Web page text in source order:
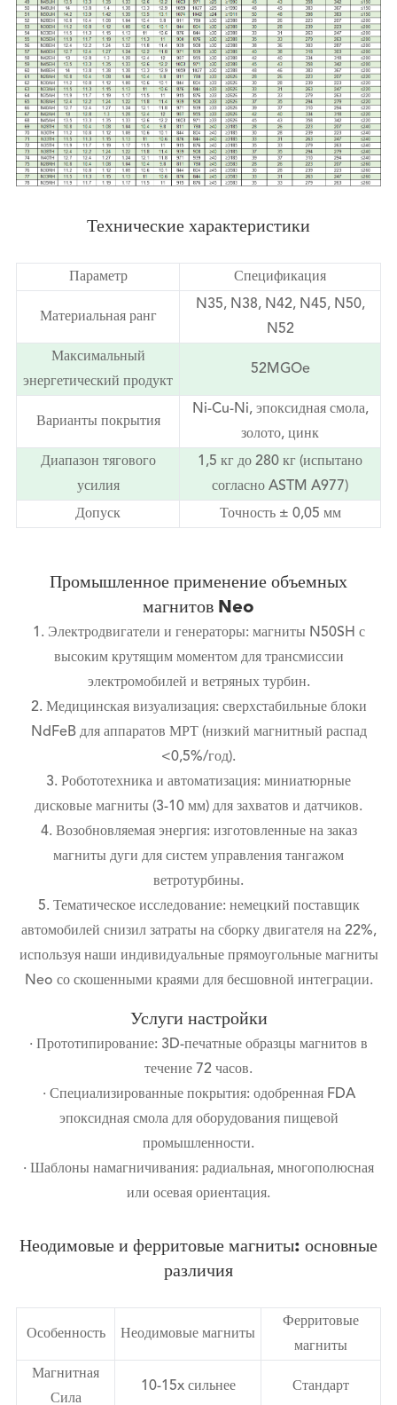
Технические характеристики
Параметр Спецификация
Материальная ранг
N35, N38, N42, N45, N50,
N52
Максимальный
энергетический продукт
52MGOe
Варианты покрытия
Ni-Cu-Ni, эпоксидная смола,
золото, цинк
Диапазон тягового
усилия
1,5 кг до 280 кг (испытано
согласно ASTM A977)
Допуск
Точность ± 0,05 мм
Промышленное применение объемных
магнитов Neo
1. Электродвигатели и генераторы: магниты N50SH с
высоким крутящим моментом для трансмиссии
электромобилей и ветряных турбин.
2. Медицинская визуализация: сверхстабильные блоки
NdFeB для аппаратов МРТ (низкий магнитный распад
<0,5%/год).
3. Робототехника и автоматизация: миниатюрные
дисковые магниты (3-10 мм) для захватов и датчиков.
4. Возобновляемая энергия: изготовленные на заказ
магниты дуги для систем управления тангажом
ветротурбины.
5. Тематическое исследование: немецкий поставщик
автомобилей снизил затраты на сборку двигателя на 22%,
используя наши индивидуальные прямоугольные магниты
Neo со скошенными краями для бесшовной интеграции.
Услуги настройки
· Прототипирование: 3D-печатные образцы магнитов в
течение 72 часов.
· Специализированные покрытия: одобренная FDA
эпоксидная смола для оборудования пищевой
промышленности.
· Шаблоны намагничивания: радиальная, многополюсная
или осевая ориентация.
Неодимовые и ферритовые магниты: основные
различия
Особенность Неодимовые магниты
Ферритовые
магниты
Магнитная
Сила
10-15x сильнее Стандарт